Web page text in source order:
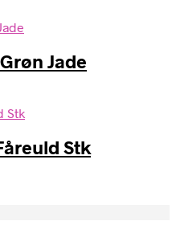
kr..
Jade
Stk